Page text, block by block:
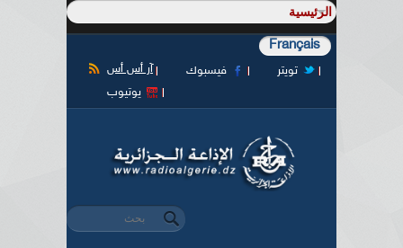
Français
آر أس أس فيسبوك
تويتر
يوتيوب
استمارة البحث
‏بحث ‏